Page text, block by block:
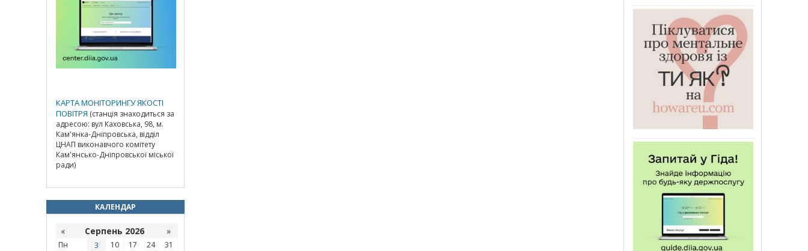
КАРТА МОНІТОРИНГУ ЯКОСТІ
ПОВІТРЯ (станція знаходиться за
адресою: вул Каховська, 98, м.
Кам'янка-Дніпровська, відділ
ЦНАП виконавчого комітету
Кам'янсько-Дніпровської міської
ради)
КАЛЕНДАР
« Серпень 2026 »
Пн 3 10 17 24 31